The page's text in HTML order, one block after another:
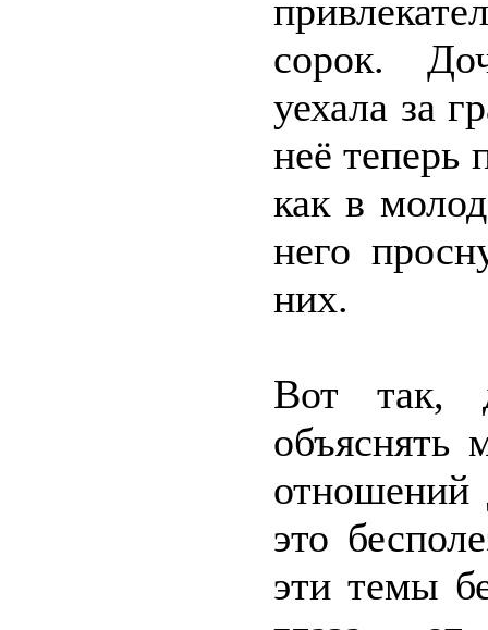
сорок.
уехала за
неё теперь
как в
него
них.
Вот так,
объяснять
отношений
это
эти темы